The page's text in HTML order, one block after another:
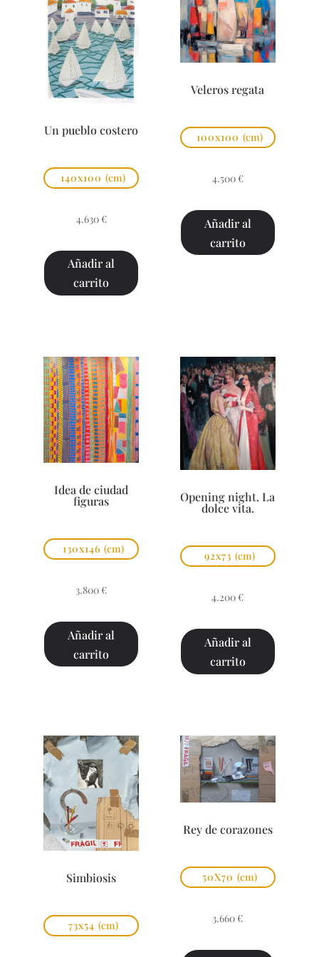
Un pueblo costero
140x100 (cm)
4.630 €
Añadir al
carrito
Veleros regata
100x100 (cm)
4.500 €
Añadir al
carrito
Idea de ciudad
figuras
130x146 (cm)
3.800 €
Añadir al
carrito
Opening night. La
dolce vita.
92x73 (cm)
4.200 €
Añadir al
carrito
Simbiosis
73x54 (cm)
Rey de corazones
50X70 (cm)
3.660 €